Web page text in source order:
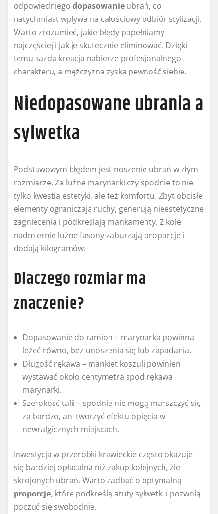
odpowiedniego dopasowanie ubrań, co
natychmiast wpływa na całościowy odbiór stylizacji.
Warto zrozumieć, jakie błędy popełniamy
najczęściej i jak je skutecznie eliminować. Dzięki
temu każda kreacja nabierze profesjonalnego
charakteru, a mężczyzna zyska pewność siebie.
Niedopasowane ubrania a
sylwetka
Podstawowym błędem jest noszenie ubrań w złym
rozmiarze. Za luźne marynarki czy spodnie to nie
tylko kwestia estetyki, ale też komfortu. Zbyt obcisłe
elementy ograniczają ruchy, generują nieestetyczne
zagniecenia i podkreślają mankamenty. Z kolei
nadmiernie luźne fasony zaburzają proporcje i
dodają kilogramów.
Dlaczego rozmiar ma
znaczenie?
Dopasowanie do ramion – marynarka powinna
leżeć równo, bez unoszenia się lub zapadania.
Długość rękawa – mankiet koszuli powinien
wystawać około centymetra spod rękawa
marynarki.
Szerokość talii – spodnie nie mogą marszczyć się
za bardzo, ani tworzyć efektu opięcia w
newralgicznych miejscach.
Inwestycja w przeróbki krawieckie często okazuje
się bardziej opłacalna niż zakup kolejnych, źle
skrojonych ubrań. Warto zadbać o optymalną
proporcje, które podkreślą atuty sylwetki i pozwolą
poczuć się swobodnie.